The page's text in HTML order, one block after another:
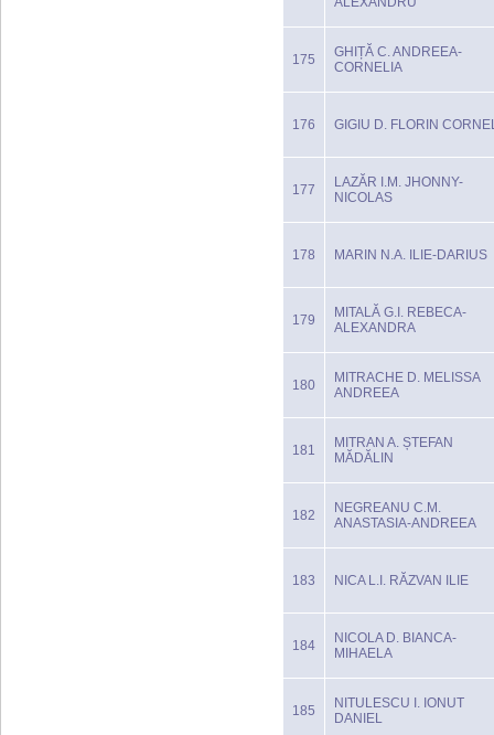
175
GHIȚĂ C. ANDREEA-
CORNELIA
176 GIGIU D. FLORIN
177
LAZĂR I.M. JHONNY-
NICOLAS
178 MARIN N.A. ILIE-DARIUS
179
MITALĂ G.I. REBECA-
ALEXANDRA
180
MITRACHE D. MELISSA
ANDREEA
181
MITRAN A. ȘTEFAN
MĂDĂLIN
182
NEGREANU C.M.
ANASTASIA-ANDREEA
183 NICA L.I. RĂZVAN ILIE
184
NICOLA D. BIANCA-
MIHAELA
185
NITULESCU I. IONUT
DANIEL